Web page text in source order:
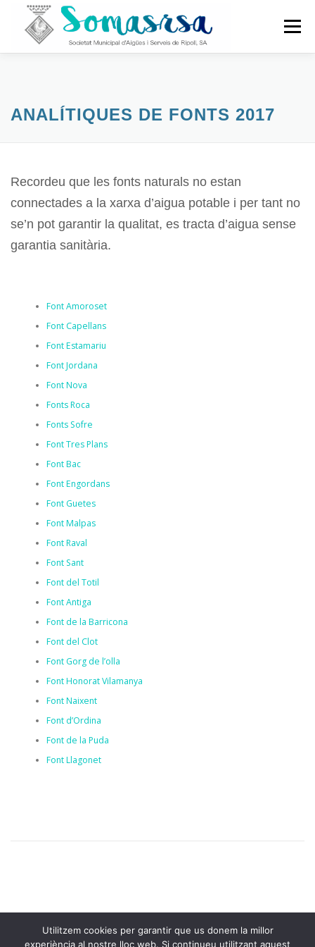
contingut
Menú
OBRES PERFIL DEL CONTRACTANT
ANALÍTIQUES DE FONTS 2017
Recordeu que les fonts naturals no estan
connectades a la xarxa d’aigua potable i per tant no
se’n pot garantir la qualitat, es tracta d’aigua sense
garantia sanitària.
Font Amoroset
Font Capellans
Font Estamariu
Font Jordana
Font Nova
Fonts Roca
Fonts Sofre
Font Tres Plans
Font Bac
Font Engordans
Font Guetes
Font Malpas
Font Raval
Font Sant
Font del Totil
Font Antiga
Font de la Barricona
Font del Clot
Font Gorg de l’olla
Font Honorat Vilamanya
Font Naixent
Font d’Ordina
Font de la Puda
Font Llagonet
Utilitzem cookies per garantir que us donem la millor
experiència al nostre lloc web. Si continueu utilitzant aquest